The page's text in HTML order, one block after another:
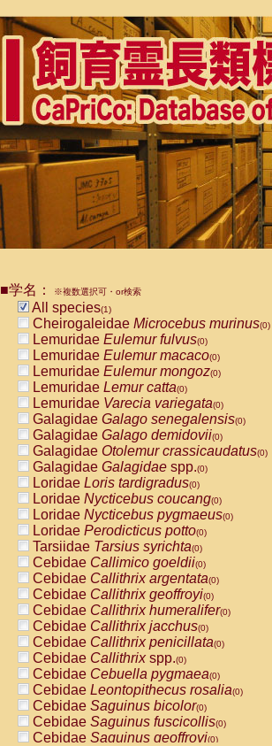
■学名： ※複数選択可・or検索
All species(1)
Cheirogaleidae Microcebus murinus(0)
Lemuridae Eulemur fulvus(0)
Lemuridae Eulemur macaco(0)
Lemuridae Eulemur mongoz(0)
Lemuridae Lemur catta(0)
Lemuridae Varecia variegata(0)
Galagidae Galago senegalensis(0)
Galagidae Galago demidovii(0)
Galagidae Otolemur crassicaudatus(0)
Galagidae Galagidae spp.(0)
Loridae Loris tardigradus(0)
Loridae Nycticebus coucang(0)
Loridae Nycticebus pygmaeus(0)
Loridae Perodicticus potto(0)
Tarsiidae Tarsius syrichta(0)
Cebidae Callimico goeldii(0)
Cebidae Callithrix argentata(0)
Cebidae Callithrix geoffroyi(0)
Cebidae Callithrix humeralifer(0)
Cebidae Callithrix jacchus(0)
Cebidae Callithrix penicillata(0)
Cebidae Callithrixspp.(0)
Cebidae Cebuella pygmaea(0)
Cebidae Leontopithecus rosalia(0)
Cebidae Saguinus bicolor(0)
Cebidae Saguinus fuscicollis(0)
Cebidae Saguinus geoffroyi(0)